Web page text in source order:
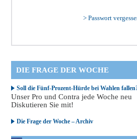
> Passwort
DIE FRAGE DER WOCHE
Soll die Fünf-Prozent-Hürde bei Wahlen
Unser Pro und Contra jede Woche neu
Diskutieren Sie mit!
Die Frage der Woche – Archiv